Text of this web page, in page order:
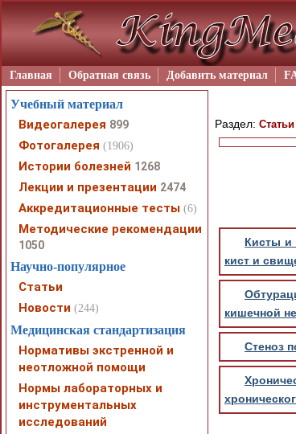
Главная Обратная связь Добавить материал
Раздел: Статьи
Кисты и
кист и
кишечной
Стеноз
Учебный материал
Видеогалерея 899
Фотогалерея (1906)
Истории болезней 1268
Лекции и презентации 2474
Аккредитационные тесты (6)
Методические рекомендации
1050
Научно-популярное
Статьи
Новости (244)
Медицинская стандартизация
Нормативы экстренной и
неотложной помощи
Нормы лабораторных и
инструментальных
исследований